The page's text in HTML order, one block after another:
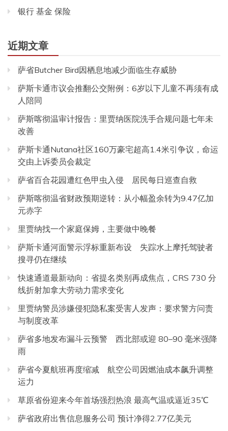
银行 基金 保险
近期文章
萨省Butcher Bird因栖息地减少面临生存威胁
萨斯卡通市议会推翻公交附例：6岁以下儿童不再须有成
人陪同
萨斯喀彻温审计报告：里贾纳医院洗手合规问题七年未
改善
萨斯卡通Nutana社区160万豪宅超高1.4米引争议，命运
交由上诉委员会裁定
萨省百合花园遭红色甲虫入侵 居民每日巡查自救
萨斯喀彻温省财政预期逆转：从小幅盈余转为9.47亿加
元赤字
里贾纳找一个家庭保姆，主要做中晚餐
萨斯卡通河面警示浮标重新布设 失踪水上摩托驾驶者
搜寻仍在继续
快速通道最新动向：省提名类别再成焦点，CRS 730 分
线折射加拿大劳动力需求变化
里贾纳警员涉嫌侵犯隐私案受害人发声：要求警方问责
与制度改革
萨省多地发布漏斗云预警 西北部或迎 80–90 毫米强降
雨
萨省今夏航班再度缩减 航空公司因燃油成本飙升调整
运力
草原省份迎来今年首场强烈热浪 最高气温或逼近35℃
萨省政府出售信息服务公司 预计净得2.77亿美元